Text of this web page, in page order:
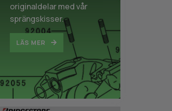
originaldelar med vår
sprängskisser.
LÄS MER